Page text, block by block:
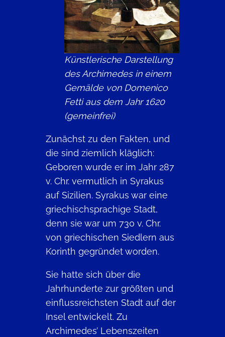
Künstlerische Darstellung
des Archimedes in einem
Gemälde von Domenico
Fetti aus dem Jahr 1620
(gemeinfrei)
Zunächst zu den Fakten, und
die sind ziemlich kläglich:
Geboren wurde er im Jahr 287
v. Chr. vermutlich in Syrakus
auf Sizilien. Syrakus war eine
griechischsprachige Stadt,
denn sie war um 730 v. Chr.
von griechischen Siedlern aus
Korinth gegründet worden.
Sie hatte sich über die
Jahrhunderte zur größten und
einflussreichsten Stadt auf der
Insel entwickelt. Zu
Archimedes’ Lebenszeiten